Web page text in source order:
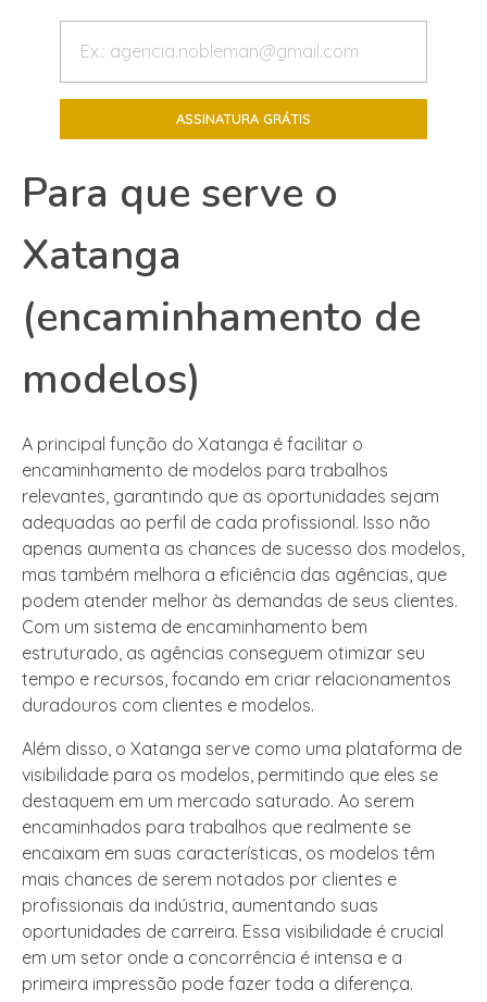
Para que serve o
Xatanga
(encaminhamento de
modelos)
A principal função do Xatanga é facilitar o
encaminhamento de modelos para trabalhos
relevantes, garantindo que as oportunidades sejam
adequadas ao perfil de cada profissional. Isso não
apenas aumenta as chances de sucesso dos modelos,
mas também melhora a eficiência das agências, que
podem atender melhor às demandas de seus clientes.
Com um sistema de encaminhamento bem
estruturado, as agências conseguem otimizar seu
tempo e recursos, focando em criar relacionamentos
duradouros com clientes e modelos.
Além disso, o Xatanga serve como uma plataforma de
visibilidade para os modelos, permitindo que eles se
destaquem em um mercado saturado. Ao serem
encaminhados para trabalhos que realmente se
encaixam em suas características, os modelos têm
mais chances de serem notados por clientes e
profissionais da indústria, aumentando suas
oportunidades de carreira. Essa visibilidade é crucial
em um setor onde a concorrência é intensa e a
primeira impressão pode fazer toda a diferença.